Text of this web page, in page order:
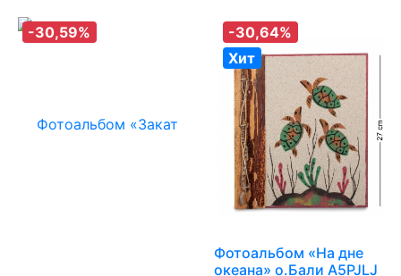
-30,59%
-30,64%
Хит
Фотоальбом «На дне
океана» о.Бали A5PJLJ